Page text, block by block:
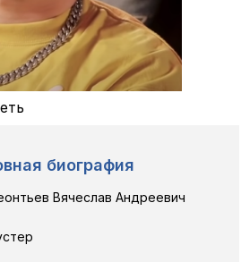
биография
Вячеслав Андреевич